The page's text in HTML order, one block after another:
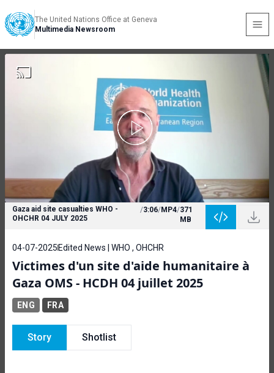
The United Nations Office at Geneva
Multimedia Newsroom
Gaza aid site casualties WHO -
OHCHR 04 JULY 2025
/3:06/MP4/371
MB
04-07-2025 Edited News | WHO , OHCHR
Victimes d'un site d'aide humanitaire à
Gaza OMS - HCDH 04 juillet 2025
ENG FRA
Story Shotlist